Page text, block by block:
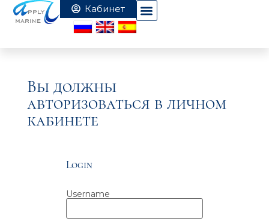
Вы должны
авторизоваться в личном
кабинете
Login
Username